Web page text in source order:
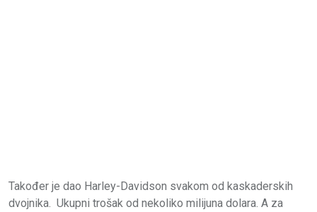
Također je dao Harley-Davidson svakom od kaskaderskih
dvojnika. Ukupni trošak od nekoliko milijuna dolara. A za